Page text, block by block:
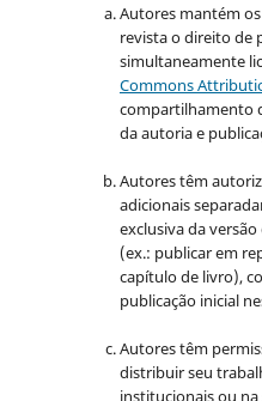
Autores mantém
revista o direito de
simultaneamente
Commons
compartilhamento
da autoria e
Autores têm
adicionais
exclusiva da
(ex.: publicar em
capítulo de livro),
publicação inicial
Autores têm
distribuir seu
institucionais ou